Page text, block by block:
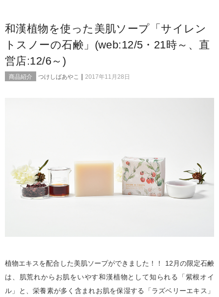
和漢植物を使った美肌ソープ「サイレン
トスノーの石鹸」(web:12/5・21時～、直
営店:12/6～)
商品紹介 つけしばあやこ | 2017年11月28日
植物エキスを配合した美肌ソープができました！！ 12月の限定石鹸
は、肌荒れからお肌をいやす和漢植物として知られる「紫根オイ
ル」と、栄養素が多く含まれお肌を保湿する「ラズベリーエキス」